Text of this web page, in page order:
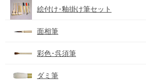
絵付け･釉掛け筆セット
面相筆
彩色･呉須筆
ダミ筆